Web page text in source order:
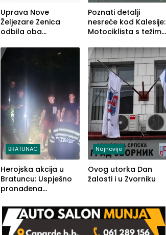
Uprava Nove
Željezare Zenica
odbila oba
FBiH: Ustrajni da je
stečaj jedino rješenje
Poznati detalji
nesreće kod Kalesije:
Motociklista s težim,
lakšim povredama
BRATUNAC
Herojska akcija u
Bratuncu: Uspješno
pronađena
a Ivanka Lazić,
rodom iz Kravice.
Najnovije
Ovog utorka Dan
žalosti i u Zvorniku